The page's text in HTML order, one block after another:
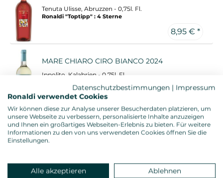
Tenuta Ulisse, Abruzzen - 0,75l. Fl.
Ronaldi "Toptipp" : 4 Sterne
8,95 € *
MARE CHIARO CIRO BIANCO 2024
Ippolito, Kalabrien - 0,75l. Fl.
Ronaldi "Toptipp" : 4 Sterne
9,45 €
PILUNA PRIMITIVO SALENTO 2024
Castello Monaci, Apulien - 0,75l. Fl.
9,45 € 8,95 € *
Datenschutzbestimmungen | Impressum
Ronaldi verwendet Cookies
Wir können diese zur Analyse unserer Besucherdaten platzieren, um
unsere Webseite zu verbessern, personalisierte Inhalte anzuzeigen
und Ihnen ein großartiges Webseiten-Erlebnis zu bieten. Für weitere
Informationen zu den von uns verwendeten Cookies öffnen Sie die
Einstellungen.
Alle akzeptieren Ablehnen